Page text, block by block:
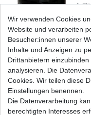
1
UVP
1
Wir verwenden Cookies
Website und verarbeiten
Besucher:innen unserer
Inhalte und Anzeigen zu
Drittanbietern
analysieren. Die
Cookies. Wir teilen diese
Einstellungen benennen.
Die Datenverarbeitung
berechtigten Interesses